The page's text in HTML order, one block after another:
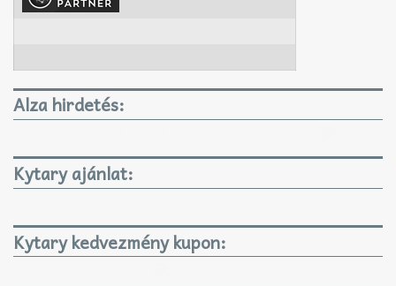
Alza hirdetés:
Kytary ajánlat:
Kytary kedvezmény kupon: